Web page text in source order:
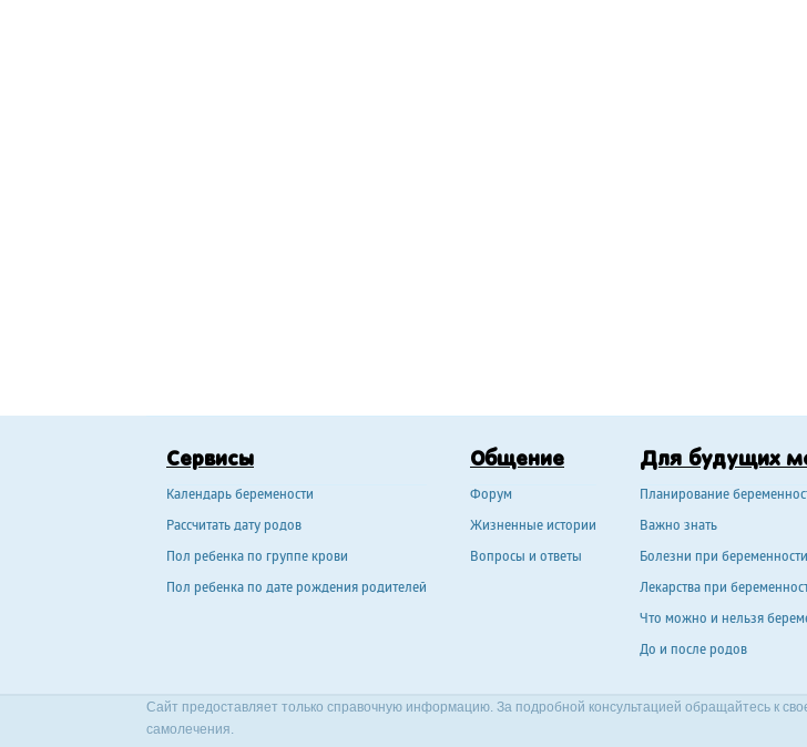
Сервисы
Календарь беремености
Рассчитать дату родов
Пол ребенка по группе крови
Пол ребенка по дате рождения родителей
Общение
Форум
Жизненные истории
Вопросы и ответы
Для будущих
Планирование
Важно знать
Болезни при беременности
Лекарства при
Что можно и нельзя
До и после родов
Сайт предоставляет только справочную информацию. За подробной консультацией обращайтесь к
самолечения.